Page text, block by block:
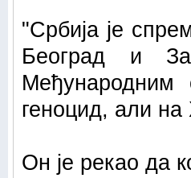
"Србија је
Београд и
геноцид, али на
Он је рекао да